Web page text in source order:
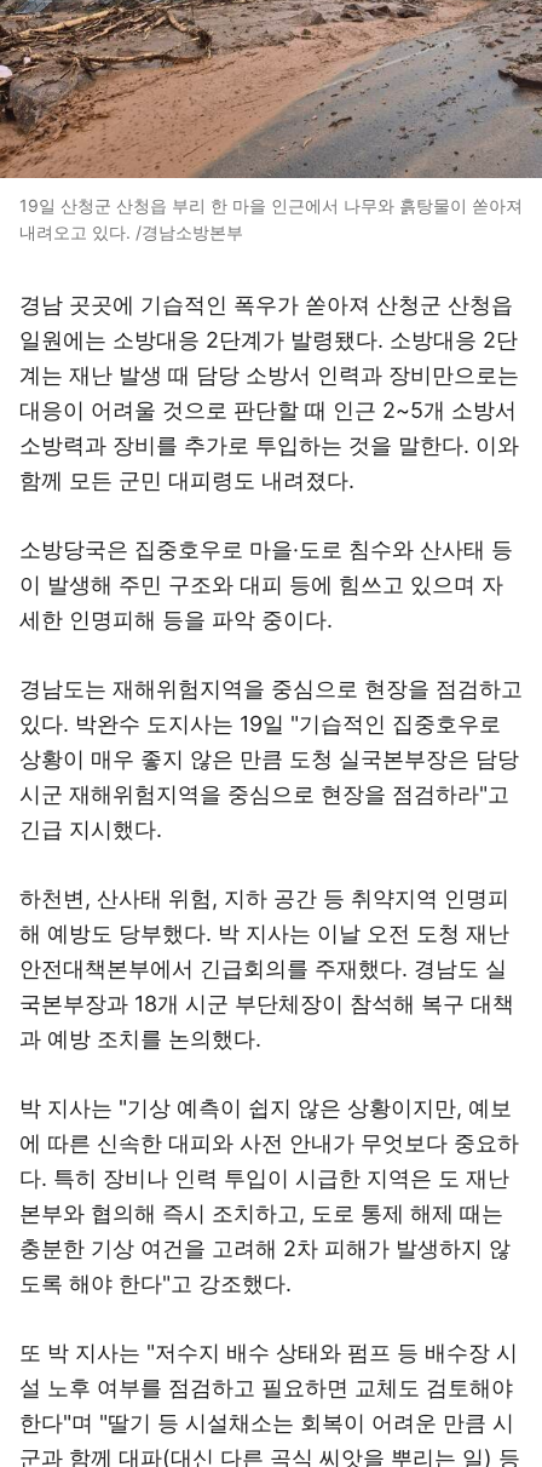
19일 산청군 산청읍 부리 한 마을 인근에서 나무와 흙탕물이 쏟아져
내려오고 있다. /경남소방본부
경남 곳곳에 기습적인 폭우가 쏟아져 산청군 산청읍
일원에는 소방대응 2단계가 발령됐다. 소방대응 2단
계는 재난 발생 때 담당 소방서 인력과 장비만으로는
대응이 어려울 것으로 판단할 때 인근 2~5개 소방서
소방력과 장비를 추가로 투입하는 것을 말한다. 이와
함께 모든 군민 대피령도 내려졌다.
소방당국은 집중호우로 마을·도로 침수와 산사태 등
이 발생해 주민 구조와 대피 등에 힘쓰고 있으며 자
세한 인명피해 등을 파악 중이다.
경남도는 재해위험지역을 중심으로 현장을 점검하고
있다. 박완수 도지사는 19일 "기습적인 집중호우로
상황이 매우 좋지 않은 만큼 도청 실국본부장은 담당
시군 재해위험지역을 중심으로 현장을 점검하라"고
긴급 지시했다.
하천변, 산사태 위험, 지하 공간 등 취약지역 인명피
해 예방도 당부했다. 박 지사는 이날 오전 도청 재난
안전대책본부에서 긴급회의를 주재했다. 경남도 실
국본부장과 18개 시군 부단체장이 참석해 복구 대책
과 예방 조치를 논의했다.
박 지사는 "기상 예측이 쉽지 않은 상황이지만, 예보
에 따른 신속한 대피와 사전 안내가 무엇보다 중요하
다. 특히 장비나 인력 투입이 시급한 지역은 도 재난
본부와 협의해 즉시 조치하고, 도로 통제 해제 때는
충분한 기상 여건을 고려해 2차 피해가 발생하지 않
도록 해야 한다"고 강조했다.
또 박 지사는 "저수지 배수 상태와 펌프 등 배수장 시
설 노후 여부를 점검하고 필요하면 교체도 검토해야
한다"며 "딸기 등 시설채소는 회복이 어려운 만큼 시
군과 함께 대파(대신 다른 곡식 씨앗을 뿌리는 일) 등